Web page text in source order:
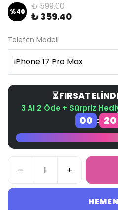
%40 ₺ 599.00
₺ 359.40
Telefon Modeli
⏳ FIRSAT
3 Al 2 Öde + Sürpriz
00 : 20